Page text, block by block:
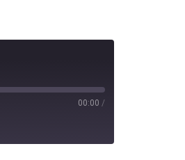
00:00 /